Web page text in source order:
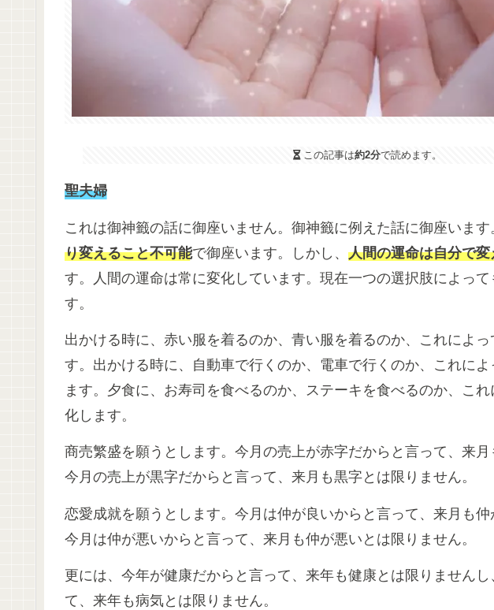
この記事は約2分で読めます。
聖夫婦
これは御神籤の話に御座いません。御神籤に例えた話に御座います
り変えること不可能で御座います。しかし、 人間の運命は自分で
す。人間の運命は常に変化しています。現在一つの選択肢によって
す。
出かける時に、赤い服を着るのか、青い服を着るのか、これによ
す。出かける時に、自動車で行くのか、電車で行くのか、これに
ます。夕食に、お寿司を食べるのか、ステーキを食べるのか、こ
化します。
商売繁盛を願うとします。今月の売上が赤字だからと言って、来月
今月の売上が黒字だからと言って、来月も黒字とは限りません。
恋愛成就を願うとします。今月は仲が良いからと言って、来月も仲
今月は仲が悪いからと言って、来月も仲が悪いとは限りません。
更には、今年が健康だからと言って、来年も健康とは限りません
て、来年も病気とは限りません。